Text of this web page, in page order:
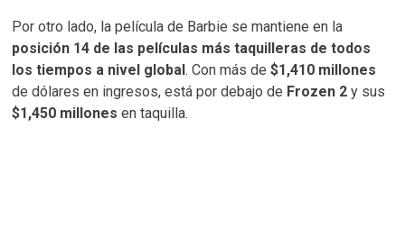
Por otro lado, la película de Barbie se mantiene en la
posición 14 de las películas más taquilleras de todos
los tiempos a nivel global. Con más de$1,410 millones
de dólares en ingresos, está por debajo de Frozen 2y sus
$1,450 millones en taquilla.